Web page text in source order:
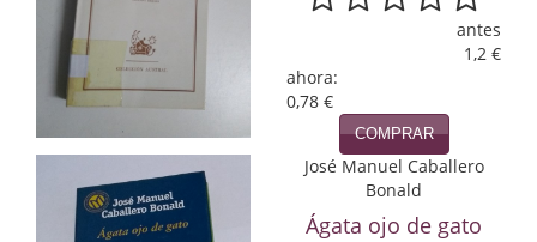
Mafia y espionaje
Matemáticas
Medicina
Naturaleza
antes
1,2 €
ahora:
0,78 €
COMPRAR
José Manuel Caballero
Bonald
Ágata ojo de gato